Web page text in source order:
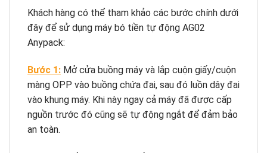
Khách hàng có thể tham khảo các bước chính dưới
đây để sử dụng máy bó tiền tự động AG02
Anypack:
Bước 1: Mở cửa buồng máy và lắp cuộn giấy/cuộn
màng OPP vào buồng chứa đai, sau đó luồn dây đai
vào khung máy. Khi này ngay cả máy đã được cấp
nguồn trước đó cũng sẽ tự động ngắt để đảm bảo
an toàn.